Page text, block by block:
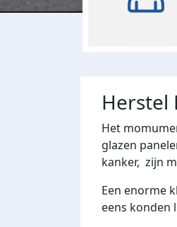
Herstel
Het
glazen
kanker, zijn
Een enorme
eens konden